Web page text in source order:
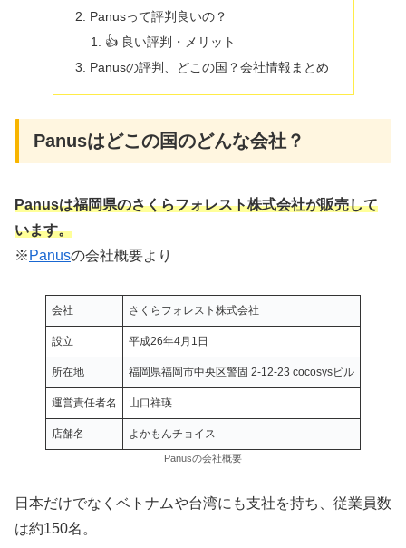
Panusって評判良いの？
👍 良い評判・メリット
Panusの評判、どこの国？会社情報まとめ
Panusはどこの国のどんな会社？
Panusは福岡県のさくらフォレスト株式会社が販売して
います。
※ Panusの会社概要より
会社 さくらフォレスト株式会社
設立 平成26年4月1日
所在地 福岡県福岡市中央区警固 2-12-23 cocosysビル
運営責任者名 山口祥瑛
店舗名 よかもんチョイス
Panusの会社概要
日本だけでなくベトナムや台湾にも支社を持ち、従業員数
は約150名。